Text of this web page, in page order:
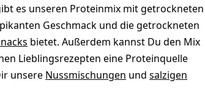
es unseren Proteinmix mit getrockneten
Geschmack und die getrockneten
bietet. Außerdem kannst Du den Mix
Lieblingsrezepten eine Proteinquelle
unsere Nussmischungen und salzigen